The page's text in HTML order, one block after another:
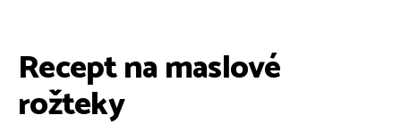
Recept na maslové
rožteky